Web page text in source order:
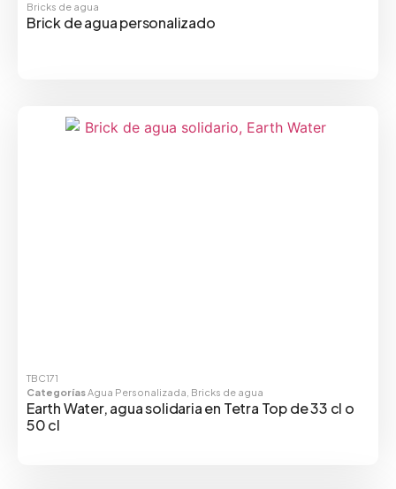
Bricks de agua
Brick de agua personalizado
TBC171
CategoríasAgua Personalizada Bricks de agua
Earth Water, agua solidaria en Tetra Top de 33 cl o
50 cl